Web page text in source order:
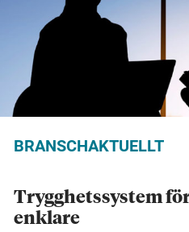
BRANSCHAKTUELLT
Trygghetssystem
enklare